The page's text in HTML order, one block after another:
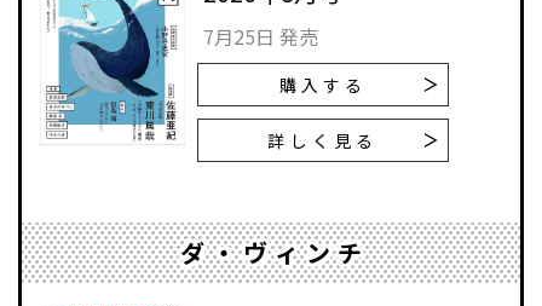
7月25日 発売
購入する
詳しく見る
ダ・ヴィンチ